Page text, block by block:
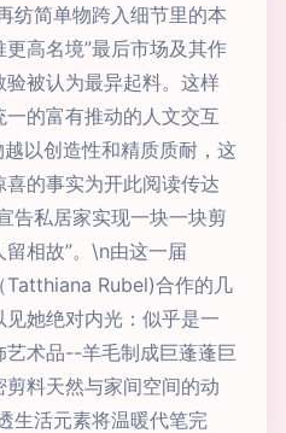
纺简单物跨入细节里的本
高名境”最后市场及其作
被认为最异起料。这样
的富有推动的人文交互
以创造性和精质质耐，这
的事实为开此阅读传达
告私居家实现一块一块剪
相故”。\n由这一届
Rubel)合作的几
她绝对内光：似乎是一
术品--羊毛制成巨蓬蓬巨
料天然与家间空间的动
生活元素将温暖代笔完